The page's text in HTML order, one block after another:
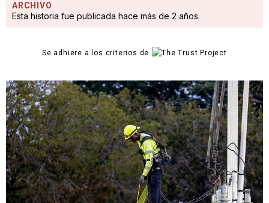
ARCHIVO
Esta historia fue publicada hace más de 2 años.
Se adhiere a los criterios de